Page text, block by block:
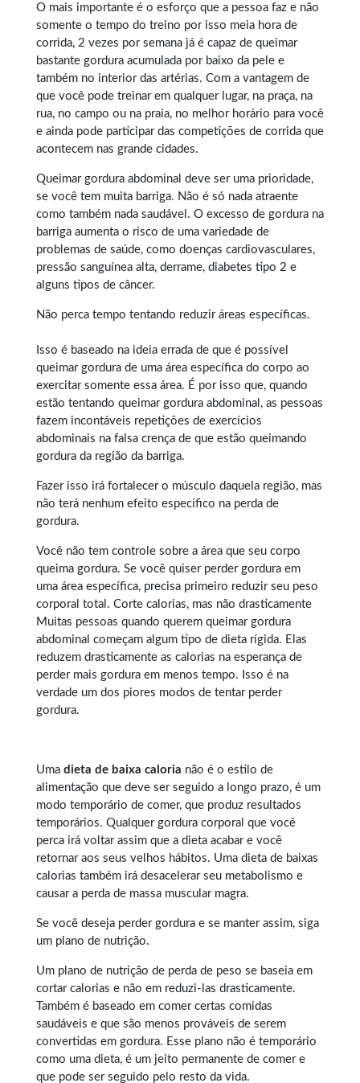
O mais importante é o esforço que a pessoa faz e não
somente o tempo do treino por isso meia hora de
corrida, 2 vezes por semana já é capaz de queimar
bastante gordura acumulada por baixo da pele e
também no interior das artérias. Com a vantagem de
que você pode treinar em qualquer lugar, na praça, na
rua, no campo ou na praia, no melhor horário para você
e ainda pode participar das competições de corrida que
acontecem nas grande cidades.
Queimar gordura abdominal deve ser uma prioridade,
se você tem muita barriga. Não é só nada atraente
como também nada saudável. O excesso de gordura na
barriga aumenta o risco de uma variedade de
problemas de saúde, como doenças cardiovasculares,
pressão sanguínea alta, derrame, diabetes tipo 2 e
alguns tipos de câncer.
Não perca tempo tentando reduzir áreas específicas.
Isso é baseado na ideia errada de que é possível
queimar gordura de uma área específica do corpo ao
exercitar somente essa área. É por isso que, quando
estão tentando queimar gordura abdominal, as pessoas
fazem incontáveis repetições de exercícios
abdominais na falsa crença de que estão queimando
gordura da região da barriga.
Fazer isso irá fortalecer o músculo daquela região, mas
não terá nenhum efeito específico na perda de
gordura.
Você não tem controle sobre a área que seu corpo
queima gordura. Se você quiser perder gordura em
uma área específica, precisa primeiro reduzir seu peso
corporal total. Corte calorias, mas não drasticamente
Muitas pessoas quando querem queimar gordura
abdominal começam algum tipo de dieta rígida. Elas
reduzem drasticamente as calorias na esperança de
perder mais gordura em menos tempo. Isso é na
verdade um dos piores modos de tentar perder
gordura.
Uma dieta de baixa caloria não é o estilo de
alimentação que deve ser seguido a longo prazo, é um
modo temporário de comer, que produz resultados
temporários. Qualquer gordura corporal que você
perca irá voltar assim que a dieta acabar e você
retornar aos seus velhos hábitos. Uma dieta de baixas
calorias também irá desacelerar seu metabolismo e
causar a perda de massa muscular magra.
Se você deseja perder gordura e se manter assim, siga
um plano de nutrição.
Um plano de nutrição de perda de peso se baseia em
cortar calorias e não em reduzi-las drasticamente.
Também é baseado em comer certas comidas
saudáveis e que são menos prováveis de serem
convertidas em gordura. Esse plano não é temporário
como uma dieta, é um jeito permanente de comer e
que pode ser seguido pelo resto da vida.